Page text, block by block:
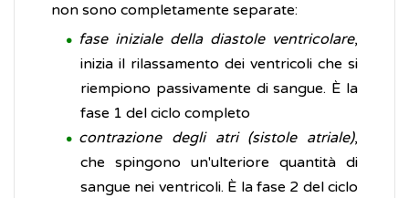
non sono completamente separate:
fase iniziale della diastole ventricolare,
inizia il rilassamento dei ventricoli che si
riempiono passivamente di sangue. È la
fase 1 del ciclo completo
contrazione degli atri (sistole atriale),
che spingono un'ulteriore quantità di
sangue nei ventricoli. È la fase 2 del ciclo